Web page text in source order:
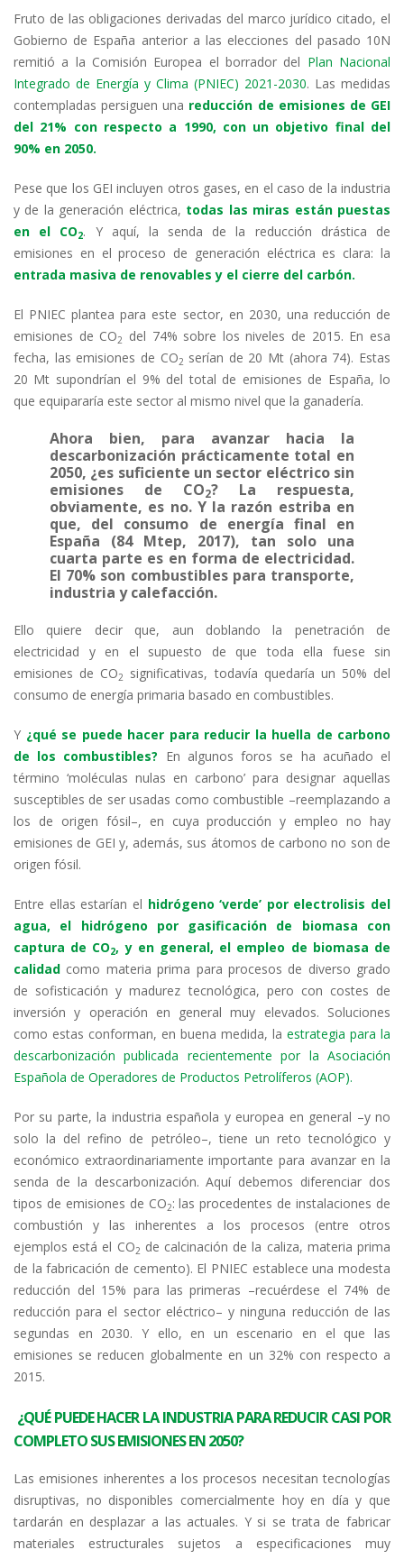
Fruto de las obligaciones derivadas del marco jurídico citado, el
Gobierno de España anterior a las elecciones del pasado 10N
remitió a la Comisión Europea el borrador del Plan Nacional
Integrado de Energía y Clima (PNIEC) 2021-2030. Las medidas
contempladas persiguen una reducción de emisiones de GEI
del 21% con respecto a 1990, con un objetivo final del
90% en 2050.
Pese que los GEI incluyen otros gases, en el caso de la industria
y de la generación eléctrica, todas las miras están puestas
en el CO2. Y aquí, la senda de la reducción drástica de
emisiones en el proceso de generación eléctrica es clara: la
entrada masiva de renovables y el cierre del carbón.
El PNIEC plantea para este sector, en 2030, una reducción de
emisiones de CO2 del 74% sobre los niveles de 2015. En esa
fecha, las emisiones de CO2 serían de 20 Mt (ahora 74). Estas
20 Mt supondrían el 9% del total de emisiones de España, lo
que equipararía este sector al mismo nivel que la ganadería.
Ahora bien, para avanzar hacia la
descarbonización prácticamente total en
2050, ¿es suficiente un sector eléctrico sin
emisiones de CO2? La respuesta,
obviamente, es no. Y la razón estriba en
que, del consumo de energía final en
España (84 Mtep, 2017), tan solo una
cuarta parte es en forma de electricidad.
El 70% son combustibles para transporte,
industria y calefacción.
Ello quiere decir que, aun doblando la penetración de
electricidad y en el supuesto de que toda ella fuese sin
emisiones de CO2 significativas, todavía quedaría un 50% del
consumo de energía primaria basado en combustibles.
Y ¿qué se puede hacer para reducir la huella de carbono
de los combustibles? En algunos foros se ha acuñado el
término ‘moléculas nulas en carbono’ para designar aquellas
susceptibles de ser usadas como combustible –reemplazando a
los de origen fósil–, en cuya producción y empleo no hay
emisiones de GEI y, además, sus átomos de carbono no son de
origen fósil.
Entre ellas estarían el hidrógeno ‘verde’ por electrolisis del
agua, el hidrógeno por gasificación de biomasa con
captura de CO2, y en general, el empleo de biomasa de
calidad como materia prima para procesos de diverso grado
de sofisticación y madurez tecnológica, pero con costes de
inversión y operación en general muy elevados. Soluciones
como estas conforman, en buena medida, la estrategia para la
descarbonización publicada recientemente por la Asociación
Española de Operadores de Productos Petrolíferos (AOP).
Por su parte, la industria española y europea en general –y no
solo la del refino de petróleo–, tiene un reto tecnológico y
económico extraordinariamente importante para avanzar en la
senda de la descarbonización. Aquí debemos diferenciar dos
tipos de emisiones de CO2: las procedentes de instalaciones de
combustión y las inherentes a los procesos (entre otros
ejemplos está el CO2 de calcinación de la caliza, materia prima
de la fabricación de cemento). El PNIEC establece una modesta
reducción del 15% para las primeras –recuérdese el 74% de
reducción para el sector eléctrico– y ninguna reducción de las
segundas en 2030. Y ello, en un escenario en el que las
emisiones se reducen globalmente en un 32% con respecto a
2015.
¿QUÉ PUEDE HACER LA INDUSTRIA PARA REDUCIR CASI POR
COMPLETO SUS EMISIONES EN 2050?
Las emisiones inherentes a los procesos necesitan tecnologías
disruptivas, no disponibles comercialmente hoy en día y que
tardarán en desplazar a las actuales. Y si se trata de fabricar
materiales estructurales sujetos a especificaciones muy